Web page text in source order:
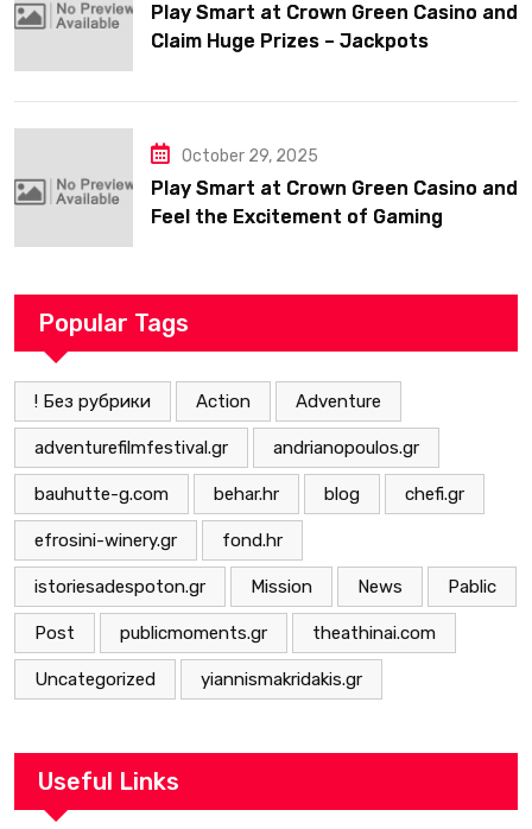
Play Smart at Crown Green Casino and
Claim Huge Prizes – Jackpots
October 29, 2025
Play Smart at Crown Green Casino and
Feel the Excitement of Gaming
Popular Tags
! Без рубрики Action Adventure
adventurefilmfestival.gr andrianopoulos.gr
bauhutte-g.com behar.hr blog chefi.gr
efrosini-winery.gr fond.hr
istoriesadespoton.gr Mission News Pablic
Post publicmoments.gr theathinai.com
Uncategorized yiannismakridakis.gr
Useful Links